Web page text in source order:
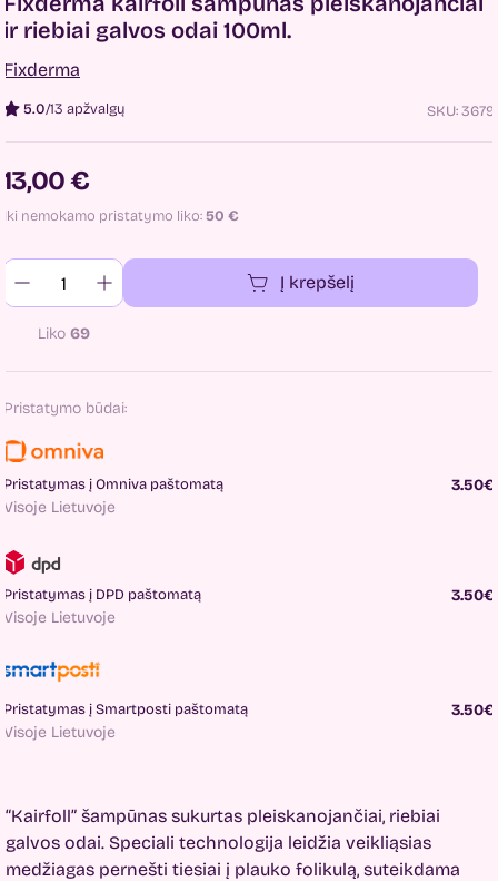
ir riebiai galvos odai 100ml.
Fixderma
5.0/13 apžvalgų SKU:3679
13,00 €
Iki nemokamo pristatymo liko:50 €
Į krepšelį
Liko 69
Pristatymo būdai:
Pristatymas į Omniva paštomatą
Visoje Lietuvoje
3.50€
Pristatymas į DPD paštomatą
Visoje Lietuvoje
3.50€
Pristatymas į Smartposti paštomatą
Visoje Lietuvoje
3.50€
“Kairfoll” šampūnas sukurtas pleiskanojančiai, riebiai
galvos odai. Speciali technologija leidžia veikliąsias
medžiagas pernešti tiesiai į plauko folikulą, suteikdama